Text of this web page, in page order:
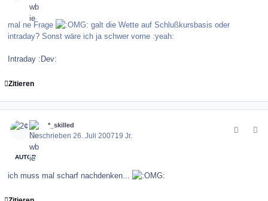
mal ne Frage
galt die Wette auf Schlußkursbasis oder
intraday? Sonst wäre ich ja schwer vorne :yeah:
Intraday :Dev:
Zitieren
2¢ *_skilled
Geschrieben26. Juli 200719 Jr.
AUTOR
ich muss mal scharf nachdenken...